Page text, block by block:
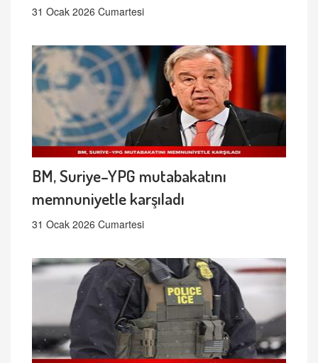
31 Ocak 2026 Cumartesi
BM, Suriye–YPG mutabakatını
memnuniyetle karşıladı
31 Ocak 2026 Cumartesi